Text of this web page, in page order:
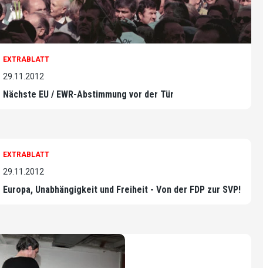
EXTRABLATT
29.11.2012
Nächste EU / EWR-Abstimmung vor der Tür
EXTRABLATT
29.11.2012
Europa, Unabhängigkeit und Freiheit - Von der FDP zur SVP!